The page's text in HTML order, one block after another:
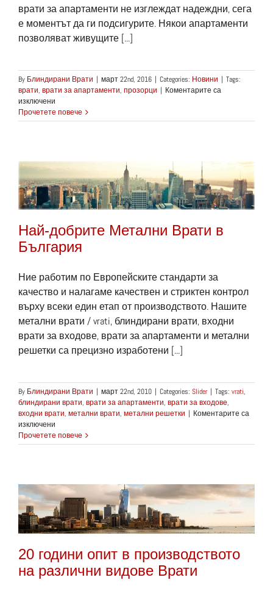
врати за апартаменти не изглеждат надеждни, сега
е моментът да ги подсигурите. Някои апартаменти
позволяват живущите [...]
By Блиндирани Врати | март 22nd, 2016 | Categories: Новини | Tags:
врати, врати за апартаменти, прозорци | Коментарите са
изключени
Как
да
апартаменти
и
прозорците
си
по-
сигурни
Прочетете повече
Най-добрите Метални Врати в
България
Ние работим по Европейските стандарти за
качество и налагаме качествен и стриктен контрол
върху всеки един етап от производството. Нашите
метални врати / vrati, блиндирани врати, входни
врати за входове, врати за апартаменти и метални
решетки са прецизно изработени [...]
By Блиндирани Врати | март 22nd, 2010 | Categories: Slider | Tags: vrati,
блиндирани врати, врати за апартаменти, врати за входове,
входни врати, метални врати, метални решетки | Коментарите са
изключени
Най-
добрите
България
Прочетете повече
20 години опит в производството
на различни видове Врати